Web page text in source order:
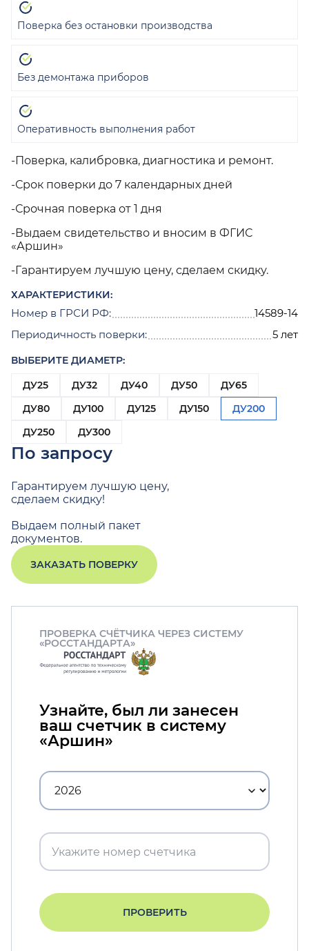
-Поверка, калибровка, диагностика и ремонт.
-Срок поверки до 7 календарных дней
-Срочная поверка от 1 дня
-Выдаем свидетельство и вносим в ФГИС
«Аршин»
-Гарантируем лучшую цену, сделаем скидку.
ХАРАКТЕРИСТИКИ:
Номер в ГРСИ РФ:
14589-14
Периодичность поверки:
5 лет
ВЫБЕРИТЕ ДИАМЕТР:
ДУ25
ДУ32 ДУ40 ДУ50
ДУ65
ДУ80
ДУ100 ДУ125 ДУ150
ДУ200
ДУ250
ДУ300
По запросу
Гарантируем лучшую цену,
сделаем скидку!
Выдаем полный пакет
документов.
ЗАКАЗАТЬ ПОВЕРКУ
Поверка без остановки производства
Без демонтажа приборов
Оперативность выполнения работ
ПРОВЕРКА СЧЁТЧИКА ЧЕРЕЗ СИСТЕМУ
«РОССТАНДАРТА»
Узнайте, был ли занесен
ваш счетчик в систему
«Аршин»
ПРОВЕРИТЬ